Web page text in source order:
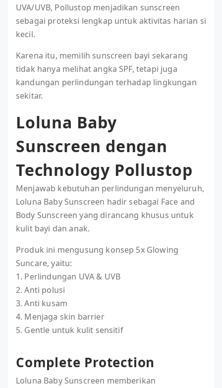
UVA/UVB, Pollustop menjadikan sunscreen
sebagai proteksi lengkap untuk aktivitas harian si
kecil.
Karena itu, memilih sunscreen bayi sekarang
tidak hanya melihat angka SPF, tetapi juga
kandungan perlindungan terhadap lingkungan
sekitar.
Loluna Baby
Sunscreen dengan
Technology Pollustop
Menjawab kebutuhan perlindungan menyeluruh,
Loluna Baby Sunscreen hadir sebagai Face and
Body Sunscreen yang dirancang khusus untuk
kulit bayi dan anak.
Produk ini mengusung konsep 5x Glowing
Suncare, yaitu:
1. Perlindungan UVA & UVB
2. Anti polusi
3. Anti kusam
4. Menjaga skin barrier
5. Gentle untuk kulit sensitif
Complete Protection
Loluna Baby Sunscreen memberikan